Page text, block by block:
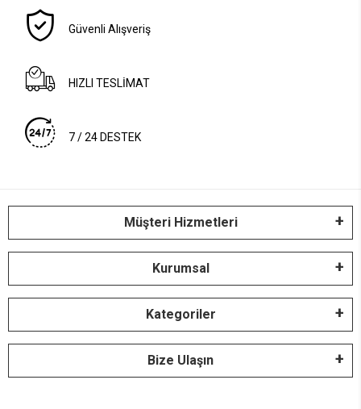
Güvenli Alışveriş
HIZLI TESLİMAT
7 / 24 DESTEK
Müşteri Hizmetleri
Kurumsal
Kategoriler
Bize Ulaşın